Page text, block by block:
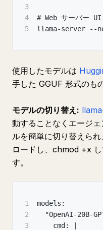
3
4
# Web サーバー
5
llama-server --
使用したモデルは
手した GGUF 形式のも
モデルの切り替え:
動することなくエージ
ルを簡単に切り替えら
ロードし、chmod +x
す。
1
models:
2
"OpenAI-20B-
3
    cmd: |